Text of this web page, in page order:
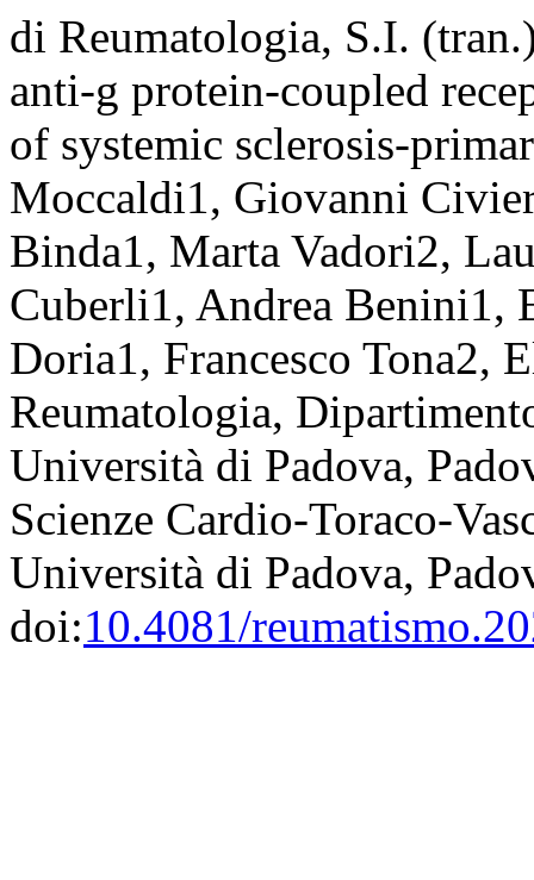
di Reumatologia, S.I.
anti-g protein-coupled
of systemic sclerosis-
Moccaldi1, Giovanni
Binda1, Marta Vadori2,
Cuberli1, Andrea Benini1,
Doria1, Francesco Tona2,
Reumatologia,
Università di Padova,
Scienze Cardio-Toraco-
Università di Padova,
doi:10.4081/